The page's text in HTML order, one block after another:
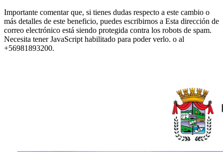
Importante comentar que, si tienes dudas respecto a este cambio o
más detalles de este beneficio, puedes escribirnos a Esta dirección de
correo electrónico está siendo protegida contra los robots de spam.
Necesita tener JavaScript habilitado para poder verlo. o al
+56981893200.